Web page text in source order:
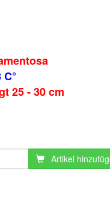
C°
25 - 30 cm
Artikel